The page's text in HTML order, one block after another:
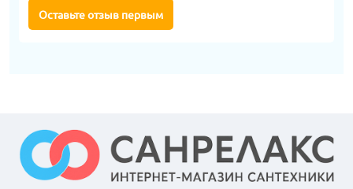
Оставьте отзыв первым